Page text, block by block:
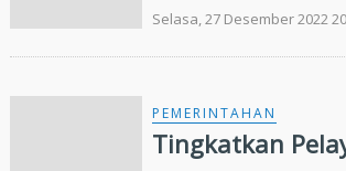
Susun RAD
Kepemudaan
Selasa, 27 Desember 2022
PEMERINTAHAN
Tingkatkan